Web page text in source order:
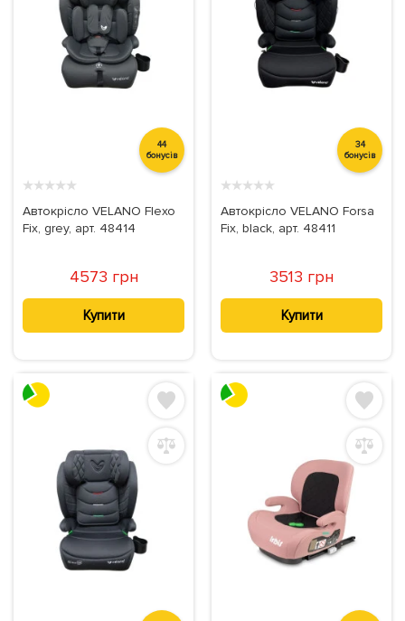
44
бонусів
★★★★★
Автокрісло VELANO Flexo
Fix, grey, арт. 48414
4573 грн
Купити
34
бонусів
★★★★★
Автокрісло VELANO Forsa
Fix, black, арт. 48411
3513 грн
Купити